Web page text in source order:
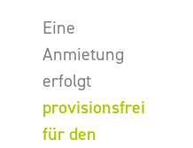
Eine
Anmietung
erfolgt
provisionsfrei
für den